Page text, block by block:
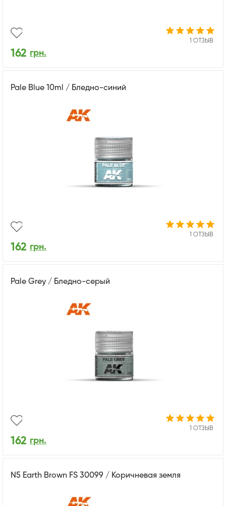
1 ОТЗЫВ
162 грн.
Pale Blue 10ml / Бледно-синий
1 ОТЗЫВ
162 грн.
Pale Grey / Бледно-серый
1 ОТЗЫВ
162 грн.
N5 Earth Brown FS 30099 / Коричневая земля